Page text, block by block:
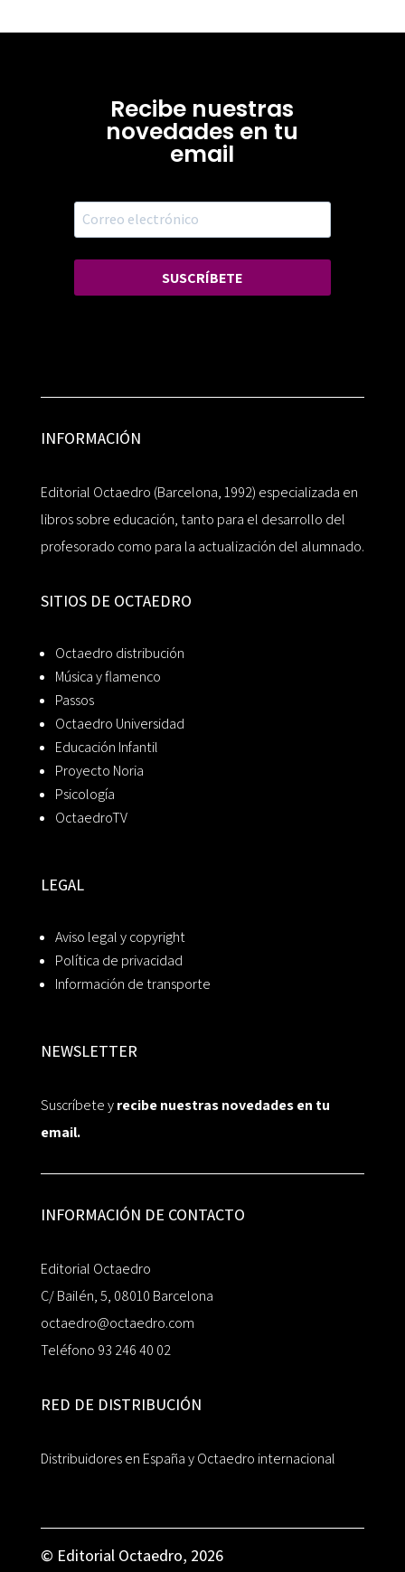
Recibe nuestras
novedades en tu
email
SUSCRÍBETE
INFORMACIÓN
Editorial Octaedro (Barcelona, 1992) especializada en
libros sobre educación, tanto para el desarrollo del
profesorado como para la actualización del alumnado.
SITIOS DE OCTAEDRO
Octaedro distribución
Música y flamenco
Passos
Octaedro Universidad
Educación Infantil
Proyecto Noria
Psicología
OctaedroTV
LEGAL
Aviso legal y copyright
Política de privacidad
Información de transporte
NEWSLETTER
Suscríbete yrecibe nuestras novedades en tu
email.
INFORMACIÓN DE CONTACTO
Editorial Octaedro
C/ Bailén, 5, 08010 Barcelona
octaedro@octaedro.com
Teléfono 93 246 40 02
RED DE DISTRIBUCIÓN
Distribuidores en España y Octaedro internacional
© Editorial Octaedro, 2026